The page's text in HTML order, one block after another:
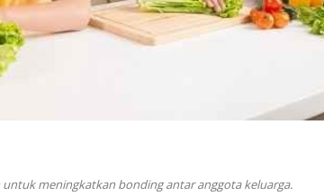
meningkatkan bonding antar anggota keluarga.